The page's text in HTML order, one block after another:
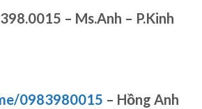
– Ms.Anh – P.Kinh
0983980015 – Hồng Anh